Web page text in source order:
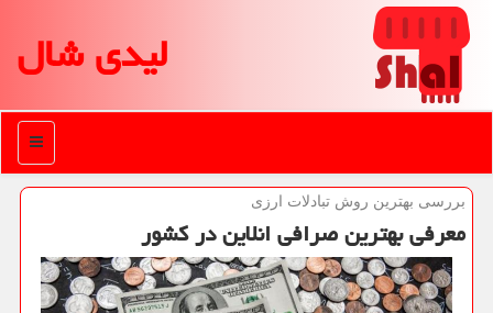
لیدی شال
منو
بررسی بهترین روش تبادلات ارزی
معرفی بهترین صرافی انلاین در كشور